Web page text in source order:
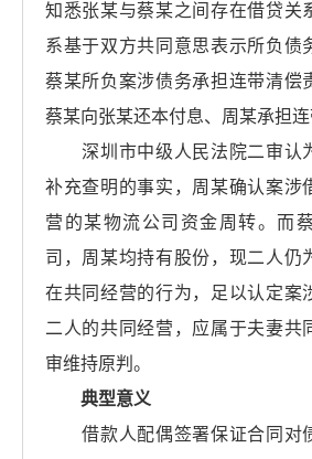
知悉张某与蔡某之间存在借贷关
系基于双方共同意思表示所负债
蔡某所负案涉债务承担连带清偿
蔡某向张某还本付息、周某承担连
深圳市中级人民法院二审认
补充查明的事实，周某确认案涉
营的某物流公司资金周转。而
司，周某均持有股份，现二人仍
在共同经营的行为，足以认定案
二人的共同经营，应属于夫妻共
审维持原判。
典型意义
借款人配偶签署保证合同对